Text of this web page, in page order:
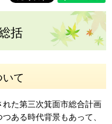
括
て
れた第三次箕面市総合計画
ある時代背景もあって、